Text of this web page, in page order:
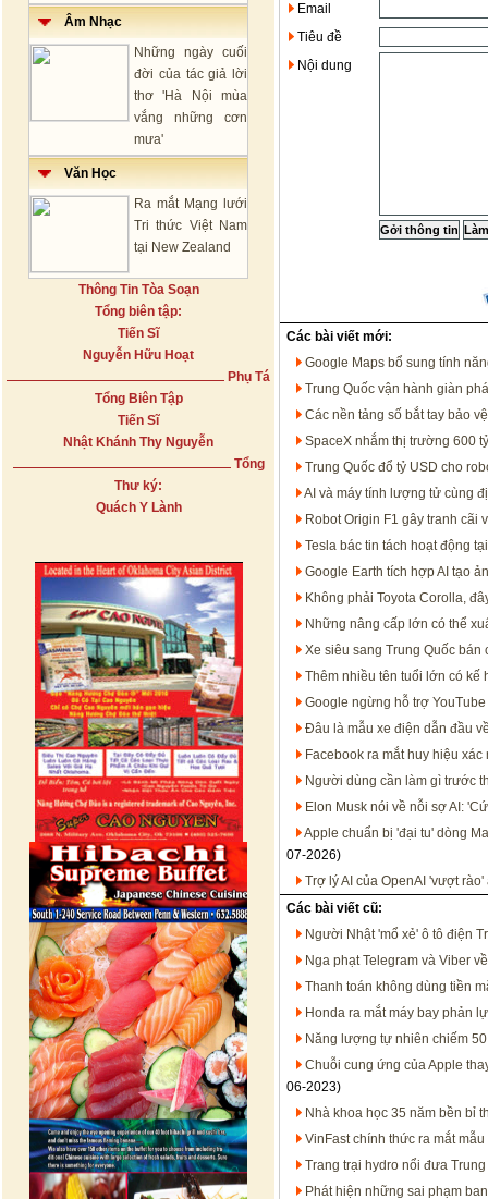
Âm Nhạc
Những ngày cuối
đời của tác giả lời
thơ 'Hà Nội mùa
vắng những cơn
mưa'
Văn Học
Ra mắt Mạng lưới
Tri thức Việt Nam
tại New Zealand
Thông Tin Tòa Soạn
Tổng biên tập:
Tiến Sĩ
Nguyễn Hữu Hoạt
Phụ Tá
Tổng Biên Tập
Tiến Sĩ
Nhật Khánh Thy Nguyễn
Tổng
Thư ký:
Quách Y Lành
Email
Tiêu đề
Nội dung
Các bài viết mới:
Google Maps bổ sung tính
Trung Quốc vận hành giàn
Các nền tảng số bắt tay bảo
SpaceX nhắm thị trường 600
Trung Quốc đổ tỷ USD cho
AI và máy tính lượng tử cùng
Robot Origin F1 gây tranh cãi
Tesla bác tin tách hoạt động
Google Earth tích hợp AI tạo
Không phải Toyota Corolla,
Những nâng cấp lớn có thể
Xe siêu sang Trung Quốc
Thêm nhiều tên tuổi lớn có kế
Google ngừng hỗ trợ
Đâu là mẫu xe điện dẫn đầu
Facebook ra mắt huy hiệu
Người dùng cần làm gì trước
Elon Musk nói về nỗi sợ AI:
Apple chuẩn bị 'đại tu' dòng
07-2026)
Trợ lý AI của OpenAI 'vượt
Các bài viết cũ:
Người Nhật 'mổ xẻ' ô tô điện
Nga phạt Telegram và Viber
Thanh toán không dùng tiền
Honda ra mắt máy bay phản
Năng lượng tự nhiên chiếm
Chuỗi cung ứng của Apple
06-2023)
Nhà khoa học 35 năm bền bỉ
VinFast chính thức ra mắt
Trang trại hydro nổi đưa
Phát hiện những sai phạm